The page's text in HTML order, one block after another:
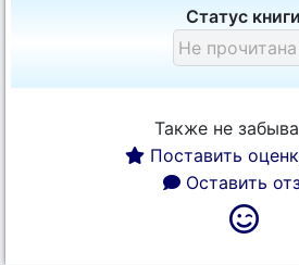
Статус книги
Также не
Поставить
Оставить